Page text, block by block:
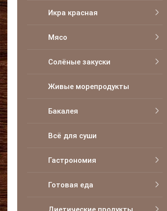
Икра красная
Мясо
Солёные закуски
Живые морепродукты
Бакалея
Всё для суши
Гастрономия
Готовая еда